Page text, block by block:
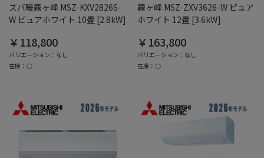
ズバ暖霧ヶ峰 MSZ-KXV2826S-
W ピュアホワイト 10畳 [2.8kW]
￥118,800
バリエーション：なし
在庫：○
霧ヶ峰 MSZ-ZXV3626-W ピュア
ホワイト 12畳 [3.6kW]
￥163,800
バリエーション：なし
在庫：○